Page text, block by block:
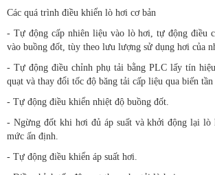
Các quá trình điều khiển lò hơi cơ bản
- Tự động cấp nhiên liệu vào lò hơi, tự động điều
vào buồng đốt, tùy theo lưu lượng sử dụng hơi của
- Tự động điều chỉnh phụ tải bằng PLC lấy tín
quạt và thay đổi tốc độ băng tải cấp liệu qua biến
- Tự động điều khiển nhiệt độ buồng đốt.
- Ngừng đốt khi hơi đủ áp suất và khởi động lại lò
mức ấn định.
- Tự động điều khiển áp suất hơi.